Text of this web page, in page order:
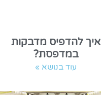
איך להדפיס מדבקות
במדפסת?
עוד בנושא »